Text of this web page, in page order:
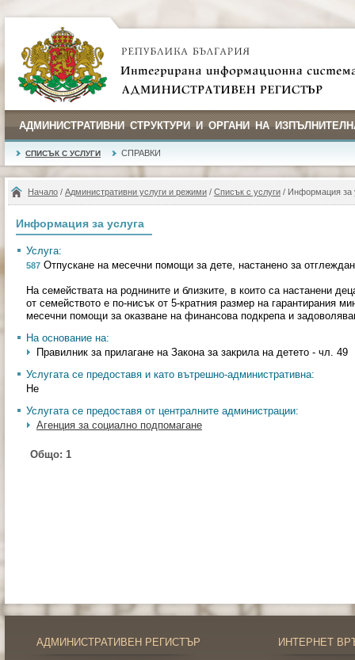
АДМИНИСТРАТИВНИ СТРУКТУРИ И ОРГАНИ НА
СПИСЪК С УСЛУГИ СПРАВКИ
Начало / Административни услуги и режими / Списък с услуги / Информация за
Информация за услуга
Услуга:
587 Отпускане на месечни помощи за дете, настанено за
На семействата на роднините и близките, в които са настанени
от семейството е по-нисък от 5-кратния размер на гарантирания
месечни помощи за оказване на финансова подкрепа и
На основание на:
Правилник за прилагане на Закона за закрила на детето - чл. 49
Услугата се предоставя и като вътрешно-административна:
Не
Услугата се предоставя от централните администрации:
Агенция за социално подпомагане
Общо: 1
АДМИНИСТРАТИВЕН РЕГИСТЪР ИНТЕРНЕТ